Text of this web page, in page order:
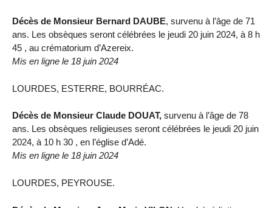
Décès de Monsieur Bernard DAUBE, survenu à l’âge de 71
ans. Les obsèques seront célébrées le jeudi 20 juin 2024, à 8 h
45 , au crématorium d’Azereix.
Mis en ligne le 18 juin 2024
LOURDES, ESTERRE, BOURRÉAC.
Décès de Monsieur Claude DOUAT, survenu à l’âge de 78
ans. Les obsèques religieuses seront célébrées le jeudi 20 juin
2024, à 10 h 30 , en l’église d’Adé.
Mis en ligne le 18 juin 2024
LOURDES, PEYROUSE.